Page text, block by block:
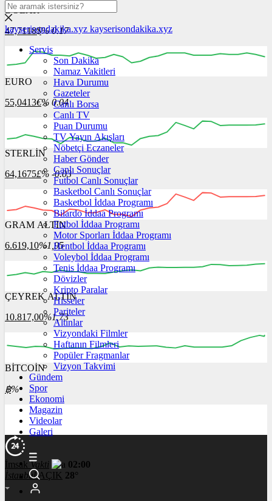
DOLAR
47,7118$% 0.17
06:00 07:00
EURO
55,0413€% 0.04
06:00 07:00 08:00
STERLİN
64,1675£% -0.03
06:00 07:00 08:00
GRAM ALTIN
6.619,10%1,95
06:00 07:00
ÇEYREK ALTIN
10.817,00%1,73
00:00 00:00
BİTCOİN
฿%
kayserisondakika.xyz kayserisondakika.xyz
Servis
Son Dakika
Namaz Vakitleri
Hava Durumu
Gazeteler
Canlı Borsa
Canlı TV
Puan Durumu
TV Yayın Akışları
Nöbetçi Eczaneler
Haber Gönder
Canlı Sonuçlar
Futbol Canlı Sonuçlar
Basketbol Canlı Sonuçlar
Basketbol İddaa Programı
Bilardo İddaa Programı
Futbol İddaa Programı
Motor Sporları İddaa Programı
Hentbol İddaa Programı
Voleybol İddaa Programı
Tenis İddaa Programı
Dövizler
Kripto Paralar
Hisseler
Pariteler
Altınlar
Vizyondaki Filmler
Haftanın Filmleri
Popüler Fragmanlar
Vizyon Takvimi
Gündem
Spor
Ekonomi
Magazin
Videolar
Galeri
İmsakVakti
02:00
İstanbul AÇIK 28°